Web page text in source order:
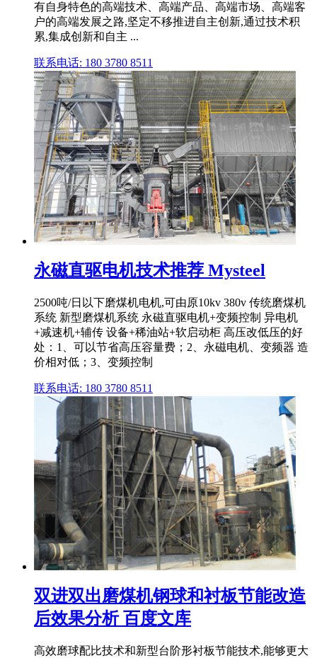
有自身特色的高端技术、高端产品、高端市场、高端客
户的高端发展之路,坚定不移推进自主创新,通过技术积
累,集成创新和自主 ...
联系电话: 180 3780 8511
永磁直驱电机技术推荐 Mysteel
2500吨/日以下磨煤机电机,可由原10kv 380v 传统磨煤机
系统 新型磨煤机系统 永磁直驱电机+变频控制 异电机
+减速机+辅传 设备+稀油站+软启动柜 高压改低压的好
处：1、可以节省高压容量费；2、永磁电机、变频器 造
价相对低；3、变频控制
联系电话: 180 3780 8511
双进双出磨煤机钢球和衬板节能改造
后效果分析 百度文库
高效磨球配比技术和新型台阶形衬板节能技术,能够更大